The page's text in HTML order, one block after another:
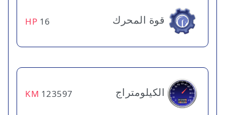
قوة المحرك 16
HP
الكيلومتراج 123597
KM